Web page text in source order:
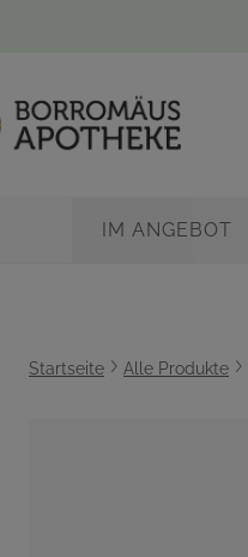
IM ANGEBOT
Startseite Alle Produkte